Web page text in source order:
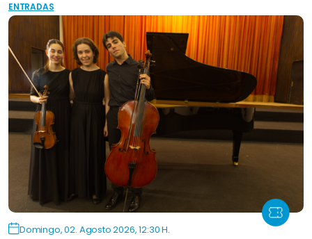
ENTRADAS
Domingo, 02. Agosto 2026, 12:30 H.